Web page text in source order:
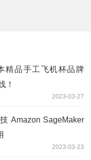
精品手工飞机杯品牌
！
2023-03-27
Amazon SageMaker
2023-03-23